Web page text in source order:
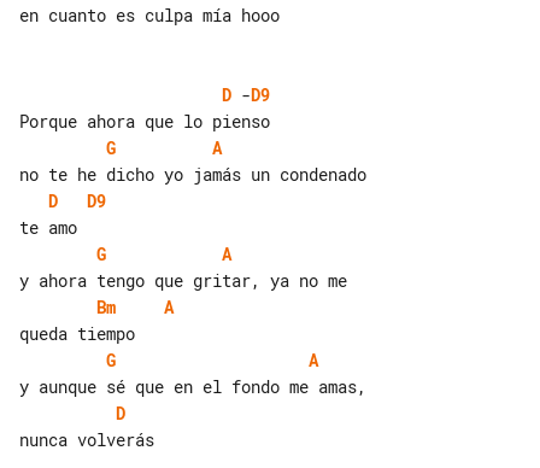
en cuanto es culpa mía hooo
D -D9
G
A
D
D9
G
A
Bm
A
G
A
D
nunca volverás